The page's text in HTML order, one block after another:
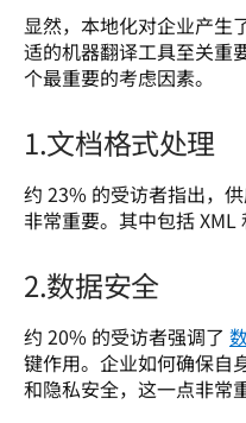
显然，本地化对企业产
适的机器翻译工具至关重
个最重要的考虑因素。
1.文档格式处理
约 23% 的受访者指出，
非常重要。其中包括 XML
2.数据安全
约 20% 的受访者强调了
键作用。企业如何确保自
和隐私安全，这一点非常